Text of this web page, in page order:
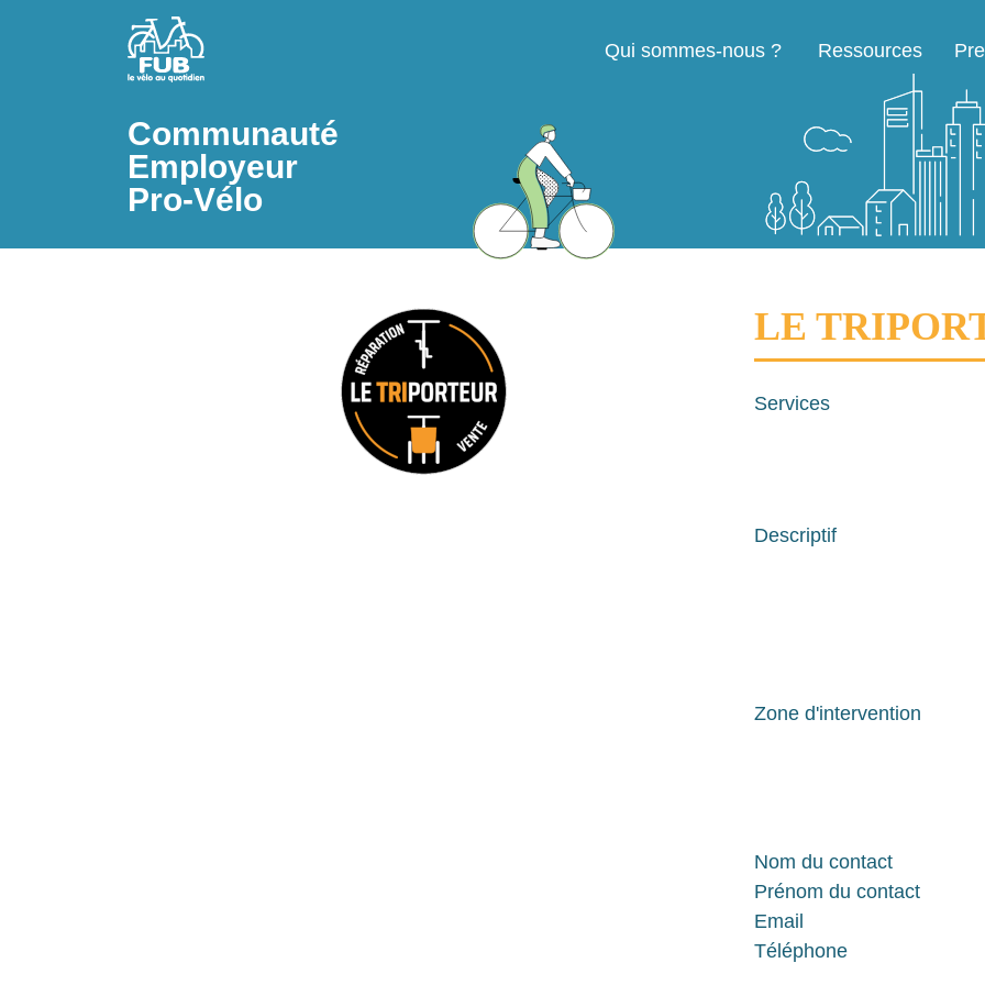
Aller au contenu principal
Navigation principale
Qui sommes-nous ? Ressources
Communauté
Employeur
Pro-Vélo
LE
Services
Descriptif
Zone d'intervention
Nom du contact
Prénom du contact
Email
Téléphone